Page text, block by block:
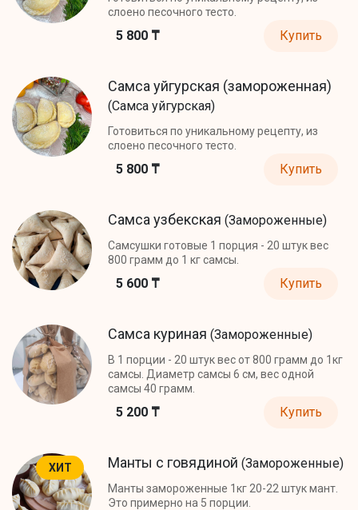
слоено песочного тесто.
5 800 ₸ Купить
Самса уйгурская (замороженная)
(Самса уйгурская)
Готовиться по уникальному рецепту, из
слоено песочного тесто.
5 800 ₸ Купить
Самса узбекская (Замороженные)
Самсушки готовые 1 порция - 20 штук вес
800 грамм до 1 кг самсы.
5 600 ₸ Купить
Самса куриная (Замороженные)
В 1 порции - 20 штук вес от 800 грамм до 1кг
самсы. Диаметр самсы 6 см, вес одной
самсы 40 грамм.
5 200 ₸ Купить
ХИТ Манты с говядиной (Замороженные)
Манты замороженные 1кг 20-22 штук мант.
Это примерно на 5 порции.